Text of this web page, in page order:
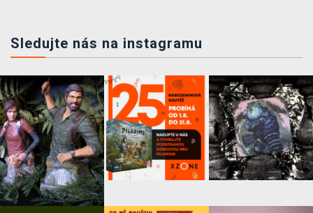
Sledujte nás na instagramu